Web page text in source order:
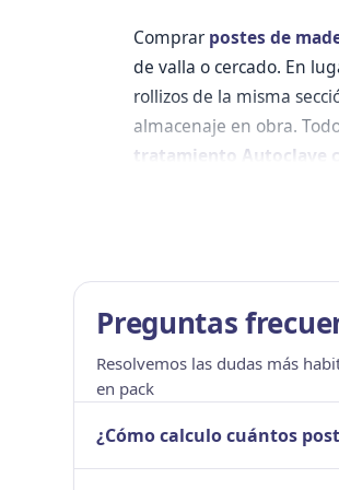
Comprar postes de
de valla o cercado. En
rollizos de la misma
almacenaje en obra.
tratamiento Autoclave
¿Cuántos
El número de postes
los postes adicionales
La fórmula básica para
Número de postes =
Preguntas
Resolvemos las dudas más
en pack
¿Cómo calculo cuántos